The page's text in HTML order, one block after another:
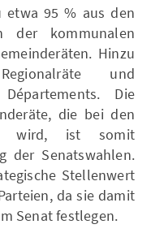
etwa 95 % aus den
der kommunalen
Hinzu
und
Die
die bei den
wird, ist somit
der Senatswahlen.
Stellenwert
da sie damit
Senat festlegen.